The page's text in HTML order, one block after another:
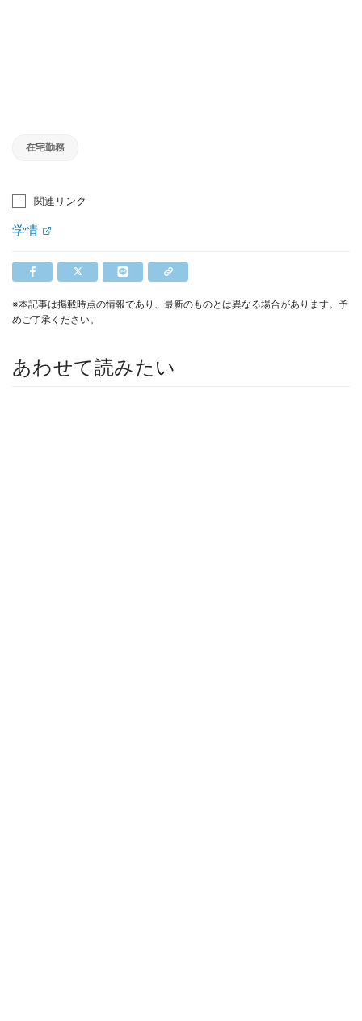
在宅勤務
関連リンク
学情
※本記事は掲載時点の情報であり、最新のものとは異なる場合があります。予
めご了承ください。
あわせて読みたい